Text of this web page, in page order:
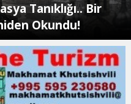
Tanıklığı.. Bir
Okundu!